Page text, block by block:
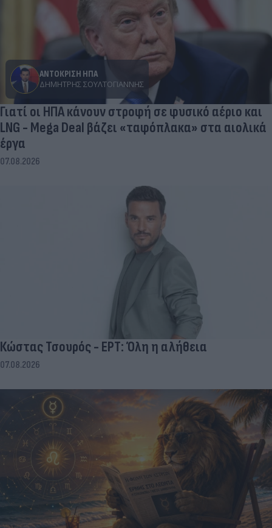
ΑΝΤΟΚΡΙΣΗ ΗΠΑ
ΔΗΜΉΤΡΗΣ ΣΟΥΛΤΟΓΙΆΝΝΗΣ
Γιατί οι ΗΠΑ κάνουν στροφή σε φυσικό αέριο και
LNG - Mega Deal βάζει «ταφόπλακα» στα αιολικά
έργα
07.08.2026
Κώστας Τσουρός - ΕΡΤ: Όλη η αλήθεια
07.08.2026